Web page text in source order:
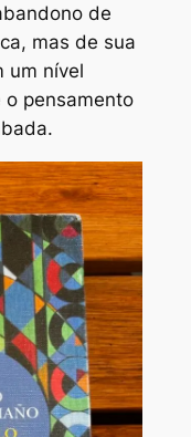
de
mas de sua
um nível
o pensamento